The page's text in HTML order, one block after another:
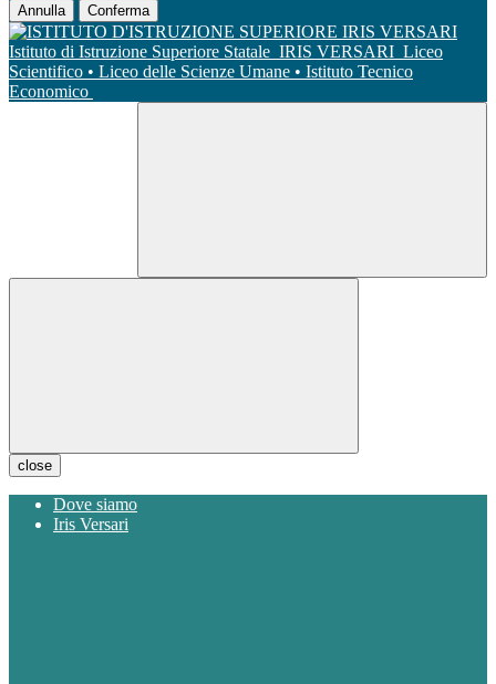
Annulla Conferma
Istituto di Istruzione Superiore Statale IRIS VERSARI Liceo
Scientifico • Liceo delle Scienze Umane • Istituto Tecnico
Economico
close
Dove siamo
Iris Versari